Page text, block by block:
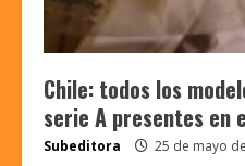
Chile: todos los
serie A presentes en
Subeditora 25 de mayo